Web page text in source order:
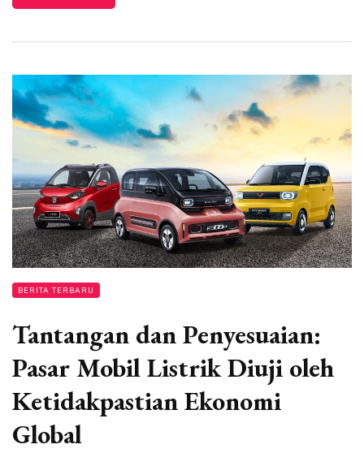
BERITA TERBARU
Tantangan dan Penyesuaian:
Pasar Mobil Listrik Diuji oleh
Ketidakpastian Ekonomi
Global